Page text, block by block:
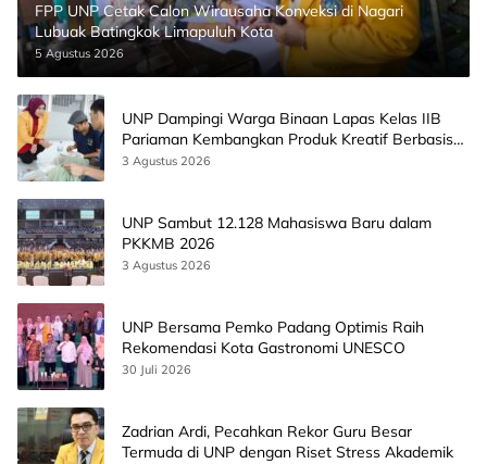
FPP UNP Cetak Calon Wirausaha Konveksi di Nagari
Lubuak Batingkok Limapuluh Kota
5 Agustus 2026
UNP Dampingi Warga Binaan Lapas Kelas IIB
Pariaman Kembangkan Produk Kreatif Berbasis
AI
3 Agustus 2026
UNP Sambut 12.128 Mahasiswa Baru dalam
PKKMB 2026
3 Agustus 2026
UNP Bersama Pemko Padang Optimis Raih
Rekomendasi Kota Gastronomi UNESCO
30 Juli 2026
Zadrian Ardi, Pecahkan Rekor Guru Besar
Termuda di UNP dengan Riset Stress Akademik